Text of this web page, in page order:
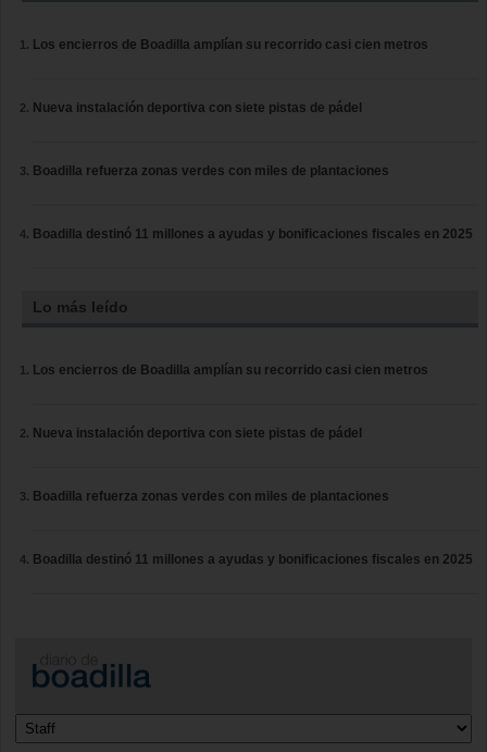
Los encierros de Boadilla amplían su recorrido casi cien metros
Nueva instalación deportiva con siete pistas de pádel
Boadilla refuerza zonas verdes con miles de plantaciones
Boadilla destinó 11 millones a ayudas y bonificaciones fiscales en 2025
Lo más leído
Los encierros de Boadilla amplían su recorrido casi cien metros
Nueva instalación deportiva con siete pistas de pádel
Boadilla refuerza zonas verdes con miles de plantaciones
Boadilla destinó 11 millones a ayudas y bonificaciones fiscales en 2025